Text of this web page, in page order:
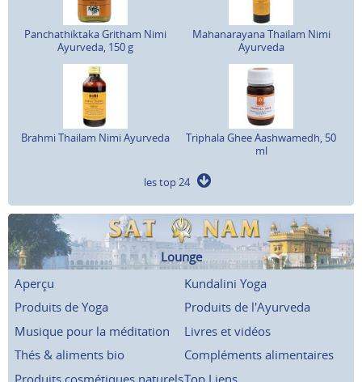
Panchathiktaka Gritham Nimi
Ayurveda, 150 g
Mahanarayana Thailam Nimi
Ayurveda
Brahmi Thailam Nimi Ayurveda
Triphala Ghee Aashwamedh, 50
ml
les top 24
Lounge
Aperçu
Kundalini Yoga
Produits de Yoga
Produits de l'Ayurveda
Musique pour la méditation
Livres et vidéos
Thés & aliments bio
Compléments alimentaires
Produits cosmétiques naturelsTop Liens